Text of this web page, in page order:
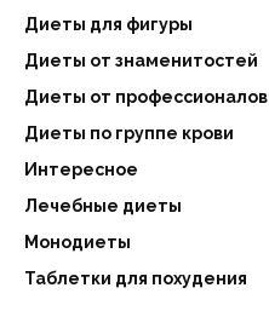
Диеты для фигуры
Диеты от знаменитостей
Диеты от профессионалов
Диеты по группе крови
Интересное
Лечебные диеты
Монодиеты
Таблетки для похудения